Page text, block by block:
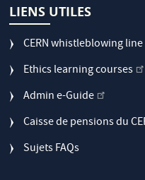
LIENS UTILES
CERN whistleblowing line
Ethics learning courses
Admin e-Guide
Caisse de pensions du
Sujets FAQs